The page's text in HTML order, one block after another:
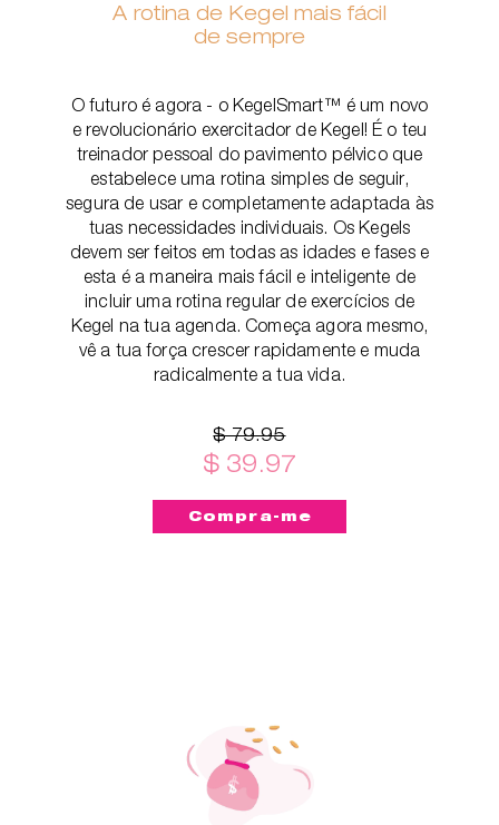
A rotina de Kegel mais fácil
de sempre
O futuro é agora - o KegelSmart™ é um novo
e revolucionário exercitador de Kegel! É o teu
treinador pessoal do pavimento pélvico que
estabelece uma rotina simples de seguir,
segura de usar e completamente adaptada às
tuas necessidades individuais. Os Kegels
devem ser feitos em todas as idades e fases e
esta é a maneira mais fácil e inteligente de
incluir uma rotina regular de exercícios de
Kegel na tua agenda. Começa agora mesmo,
vê a tua força crescer rapidamente e muda
radicalmente a tua vida.
$ 79.95
$ 39.97